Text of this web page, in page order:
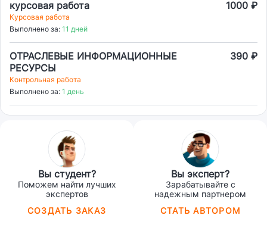
курсовая работа 1000 ₽
Курсовая работа
Выполнено за: 11 дней
ОТРАСЛЕВЫЕ ИНФОРМАЦИОННЫЕ
РЕСУРСЫ
390 ₽
Контрольная работа
Выполнено за: 1 день
Вы студент?
Поможем найти лучших
экспертов
СОЗДАТЬ ЗАКАЗ
Вы эксперт?
Зарабатывайте с
надежным партнером
СТАТЬ АВТОРОМ